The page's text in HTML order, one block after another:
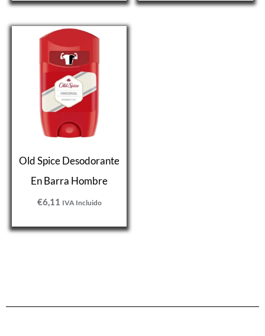
Old Spice Desodorante
En Barra Hombre
€6,11 IVA Incluido